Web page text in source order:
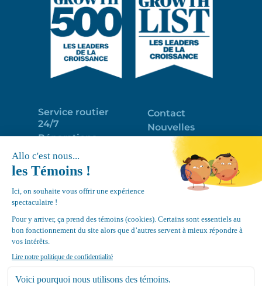
Service routier
24/7
Réparations
Programme
d’entretien
Déneigement
de toits
Équipements
Contact
Nouvelles
Portail clients
Emploi
Politique de
Google